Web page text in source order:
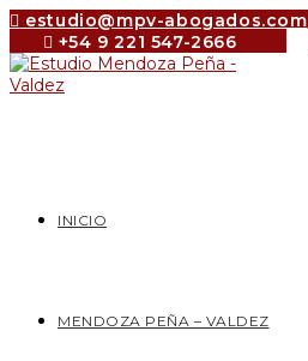
Saltar
contenido
estudio@mpv-abogados.com
+54 9 221 547-2666
INICIO
MENDOZA PEÑA – VALDEZ